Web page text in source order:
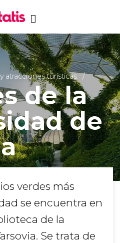
atracciones turísticas
de la
de
verdes más
se encuentra en
de la
Se trata de